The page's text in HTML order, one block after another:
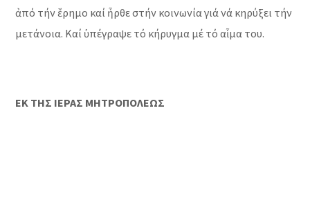
ἀπό τήν ἔρημο καί ἦρθε στήν κοινωνία γιά νά κηρύξει τήν
μετάνοια. Καί ὑπέγραψε τό κήρυγμα μέ τό αἷμα του.
ΕΚ ΤΗΣ ΙΕΡΑΣ ΜΗΤΡΟΠΟΛΕΩΣ